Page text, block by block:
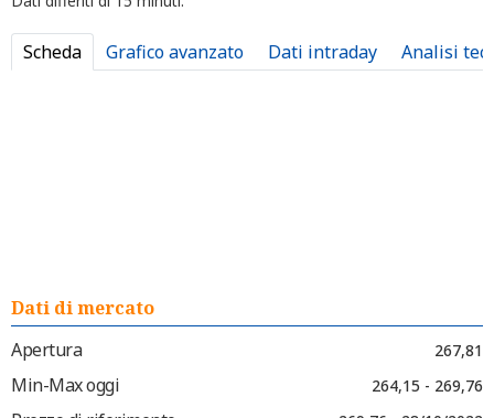
Scheda Grafico avanzato Dati intraday Analisi
Dati di mercato
Apertura
267,81
Min-Max oggi 264,15 - 269,76